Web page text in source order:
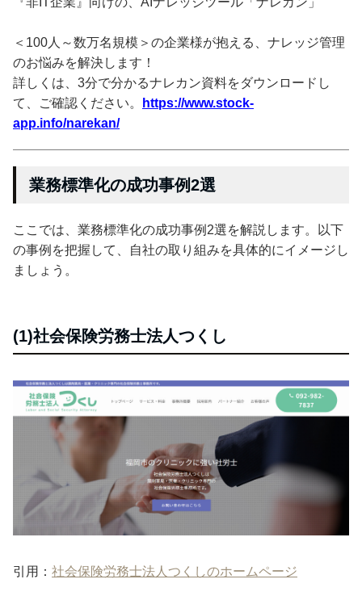
＜100人～数万名規模＞の企業様が抱える、ナレッジ管理
のお悩みを解決します！
詳しくは、3分で分かるナレカン資料をダウンロードし
て、ご確認ください。
https://www.stock-
app.info/narekan/
業務標準化の成功事例2選
ここでは、業務標準化の成功事例2選を解説します。以下
の事例を把握して、自社の取り組みを具体的にイメージし
ましょう。
(1)社会保険労務士法人つくし
引用： 社会保険労務士法人つくしのホームページ